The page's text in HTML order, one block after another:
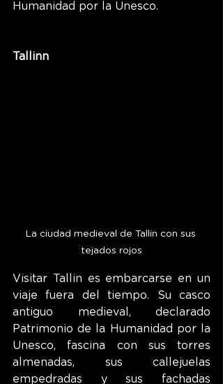
Humanidad por la Unesco.
Tallinn
La ciudad medieval de Tallin con sus
tejados rojos
Visitar Tallin es embarcarse en un
viaje fuera del tiempo. Su casco
antiguo medieval, declarado
Patrimonio de la Humanidad por la
Unesco, fascina con sus torres
almenadas, sus callejuelas
empedradas y sus fachadas